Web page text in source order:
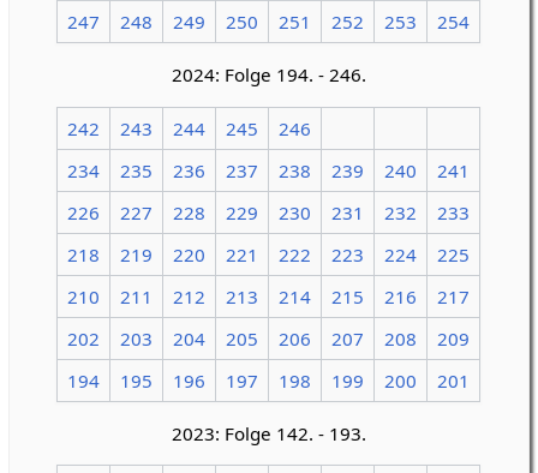
247
248 249 250 251 252 253 254
2024: Folge 194. - 246.
242 243 244 245
246
234
235 236 237 238 239 240
241
226
227 228 229 230 231 232
233
218
219 220 221 222 223 224
225
210
211 212 213 214 215 216
217
202
203 204 205 206 207 208
209
194
195 196 197 198 199 200 201
2023: Folge 142. - 193.